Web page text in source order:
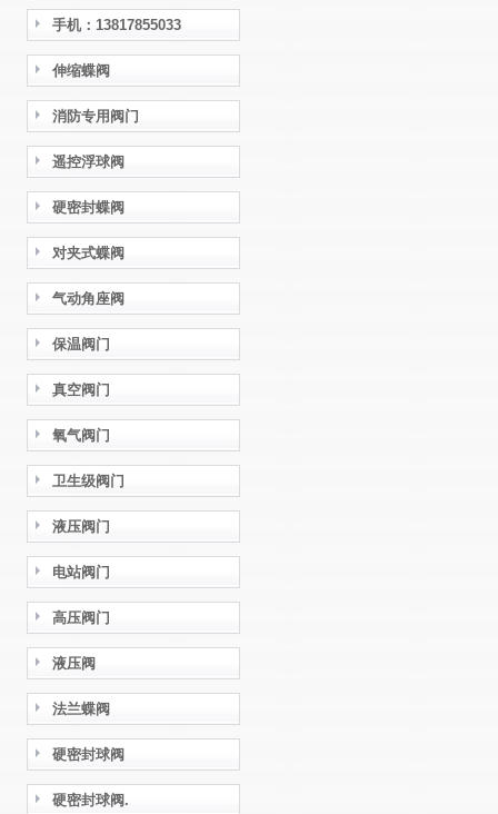
手机：13817855033
伸缩蝶阀
消防专用阀门
遥控浮球阀
硬密封蝶阀
对夹式蝶阀
气动角座阀
保温阀门
真空阀门
氧气阀门
卫生级阀门
液压阀门
电站阀门
高压阀门
液压阀
法兰蝶阀
硬密封球阀
硬密封球阀.